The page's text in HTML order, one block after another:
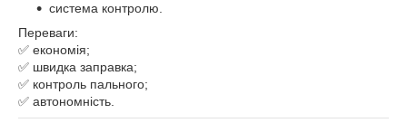
система контролю.
Переваги:
✅ економія;
✅ швидка заправка;
✅ контроль пального;
✅ автономність.